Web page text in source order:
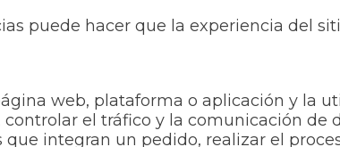
puede hacer que la experiencia del
web, plataforma o aplicación y la
el tráfico y la comunicación de
integran un pedido, realizar el